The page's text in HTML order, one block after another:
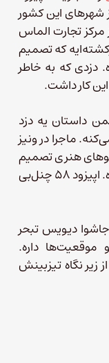
سال ۲۰۰۱ در یکی از شهرهای این کشور
مرکز تجارت الماس
که تصمیم
دزدی که به خاطر
کار داشت.
داستان یه دزد
ماجرا در ونیز
هنری تصمیم
داره بزرگترین دزدی زندگیش رو انجام بده. اپیزود ۵۸ چنل‌بی
دیویس تبحر
داره.
نگاه تیزبینش